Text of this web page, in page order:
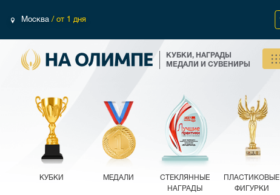
Москва / от 1 дня
КУБКИ, НАГРАДЫ
МЕДАЛИ И СУВЕНИРЫ
КУБКИ МЕДАЛИ
СТЕКЛЯННЫЕ
НАГРАДЫ
ПЛАСТИКОВЫЕ
ФИГУРКИ